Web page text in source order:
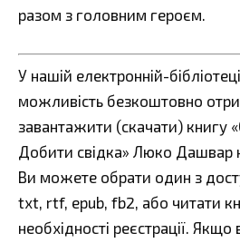
разом з головним героєм.
У нашій електронній-
можливість безкоштовно
завантажити (скачати) книгу
Добити свідка» Люко Дашвар
Ви можете обрати один з
txt, rtf, epub, fb2, або читати
необхідності реєстрації.